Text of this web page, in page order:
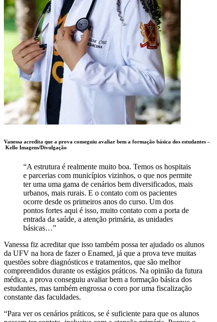
Vanessa acredita que a prova conseguiu avaliar bem a formação básica dos estudantes –
Kello Imagens/Divulgação
“A estrutura é realmente muito boa. Temos os hospitais
e parcerias com municípios vizinhos, o que nos permite
ter uma uma gama de cenários bem diversificados, mais
urbanos, mais rurais. E o contato com os pacientes
ocorre desde os primeiros anos do curso. Um dos
pontos fortes aqui é isso, muito contato com a porta de
entrada da saúde, a atenção primária, as unidades
básicas…”
Vanessa fiz acreditar que isso também possa ter ajudado os alunos
da UFV na hora de fazer o Enamed, já que a prova teve muitas
questões sobre diagnósticos e tratamentos, que são melhor
compreendidos durante os estágios práticos. Na opinião da futura
médica, a prova conseguiu avaliar bem a formação básica dos
estudantes, mas também engrossa o coro por uma fiscalização
constante das faculdades.
“Para ver os cenários práticos, se é suficiente para que os alunos